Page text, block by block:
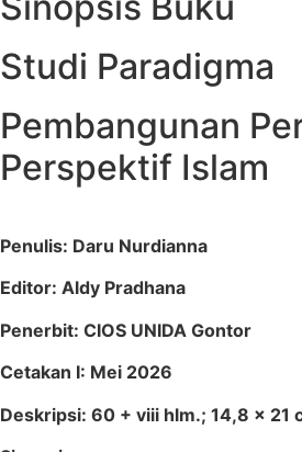
Studi Paradigma
Pembangunan
Perspektif Islam
Penulis: Daru Nurdianna
Editor: Aldy Pradhana
Penerbit: CIOS UNIDA Gontor
Cetakan I: Mei 2026
Deskripsi: 60 + viii hlm.; 14,8 x 21